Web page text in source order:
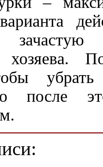
зачастую
хозяева.
после